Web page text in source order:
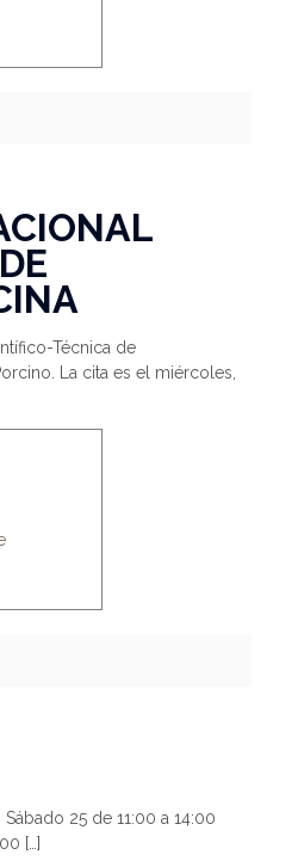
Técnica de
La cita es el miércoles,
25 de 11:00 a 14:00
[…]